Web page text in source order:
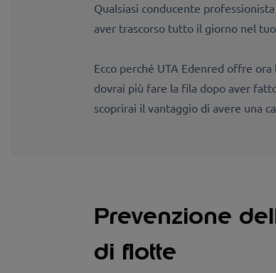
Qualsiasi conducente
aver trascorso tutto il giorno nel
Ecco perché UTA Edenred offre
dovrai più fare la fila dopo aver
scoprirai il vantaggio di avere una
Prevenzione
di flotte